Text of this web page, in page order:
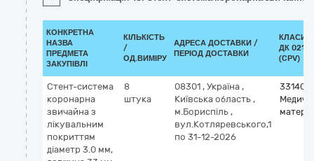
КОНКРЕТНА
НАЗВА
ПРЕДМЕТА
ЗАКУПІВЛІ
КІЛЬКІСТЬ
/
ОД.ВИМІРУ
АДРЕСА ДОСТАВКИ /
ПЕРІОД ДОСТАВКИ
ДК
(CPV)
Стент-система
коронарна
звичайна з
лікувальним
покриттям
діаметр 3.0 мм,
8
штука
08301 , Україна ,
Київська область ,
м.Бориспіль ,
вул.Котляревського,1
по 31-12-2026
Медичні